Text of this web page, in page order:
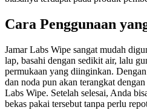
Cara Penggunaan
Jamar Labs Wipe sangat mudah
lap, basahi dengan sedikit air, lalu
permukaan yang diinginkan.
dan noda pun akan terangkat
Labs Wipe. Setelah selesai, Anda
bekas pakai tersebut tanpa perlu